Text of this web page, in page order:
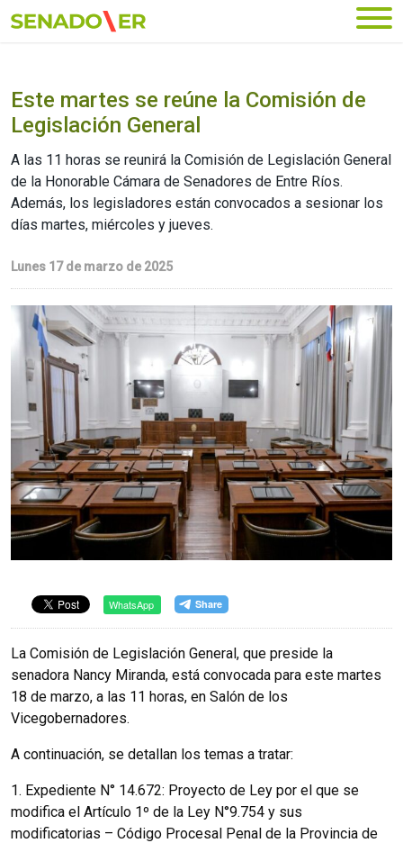
Ir al menú principal
Este martes se reúne la Comisión de
Legislación General
A las 11 horas se reunirá la Comisión de Legislación General
de la Honorable Cámara de Senadores de Entre Ríos.
Además, los legisladores están convocados a sesionar los
días martes, miércoles y jueves.
Lunes 17 de marzo de 2025
WhatsApp
La Comisión de Legislación General, que preside la
senadora Nancy Miranda, está convocada para este martes
18 de marzo, a las 11 horas, en Salón de los
Vicegobernadores.
A continuación, se detallan los temas a tratar:
1. Expediente N° 14.672: Proyecto de Ley por el que se
modifica el Artículo 1º de la Ley N°9.754 y sus
modificatorias – Código Procesal Penal de la Provincia de